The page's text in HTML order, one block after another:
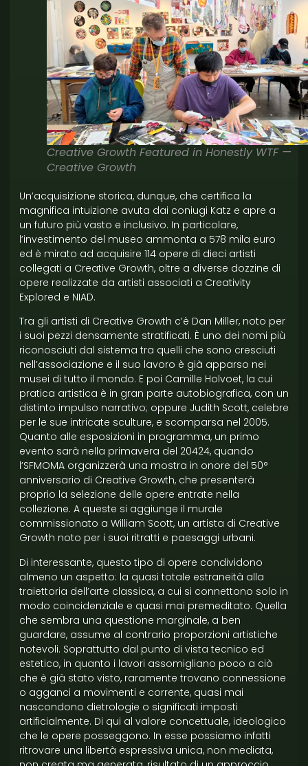
Creative Growth Featured in Honestly WTF —
Creative Growth
Un’acquisizione storica, dunque, che certifica la
magnifica intuizione avuta dai coniugi Katz e apre a
un futuro più vasto e inclusivo. In particolare,
l’investimento del museo ammonta a 578 mila euro
ed è mirato ad acquisire 114 opere di dieci artisti
collegati a Creative Growth, oltre a diverse dozzine di
opere realizzate da artisti associati a Creativity
Explored e NIAD.
Tra gli artisti di Creative Growth c’è Dan Miller, noto per
i suoi pezzi densamente stratificati. È uno dei nomi più
riconosciuti dal sistema tra quelli che sono cresciuti
nell’associazione e il suo lavoro è già apparso nei
musei di tutto il mondo. E poi Camille Holvoet, la cui
pratica artistica è in gran parte autobiografica, con un
distinto impulso narrativo; oppure Judith Scott, celebre
per le sue intricate sculture, e scomparsa nel 2005.
Quanto alle esposizioni in programma, un primo
evento sarà nella primavera del 20424, quando
l’SFMOMA organizzerà una mostra in onore del 50°
anniversario di Creative Growth, che presenterà
proprio la selezione delle opere entrate nella
collezione. A queste si aggiunge il murale
commissionato a William Scott, un artista di Creative
Growth noto per i suoi ritratti e paesaggi urbani.
Di interessante, questo tipo di opere condividono
almeno un aspetto: la quasi totale estraneità alla
traiettoria dell’arte classica, a cui si connettono solo in
modo coincidenziale e quasi mai premeditato. Quella
che sembra una questione marginale, a ben
guardare, assume al contrario proporzioni artistiche
notevoli. Soprattutto dal punto di vista tecnico ed
estetico, in quanto i lavori assomigliano poco a ciò
che è già stato visto, raramente trovano connessione
o agganci a movimenti e corrente, quasi mai
nascondono dietrologie o significati imposti
artificialmente. Di qui al valore concettuale, ideologico
che le opere posseggono. In esse possiamo infatti
ritrovare una libertà espressiva unica, non mediata,